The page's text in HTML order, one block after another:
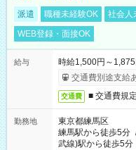
派遣 職種未経験OK 社会人
WEB登録・面接OK
給与
時給1,500円～1,875
交通費別途支給
交通費 ■ 交通費規
勤務地
東京都練馬区
練馬駅から徒歩5分
武線)駅から徒歩5分